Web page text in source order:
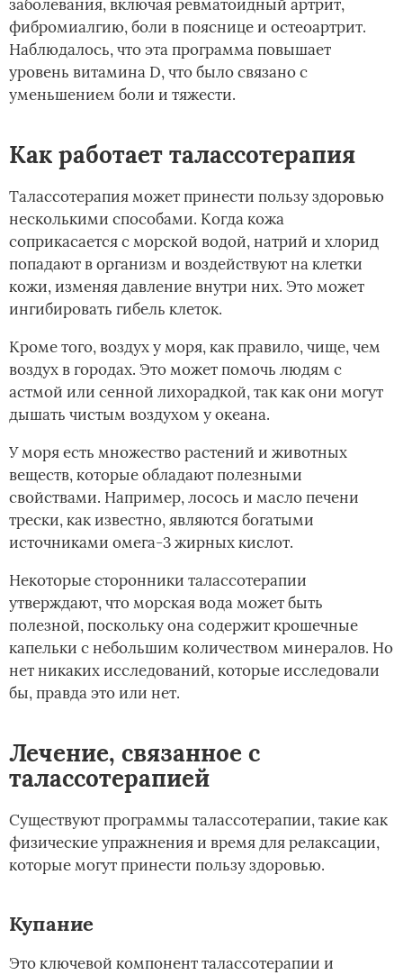
заболевания, включая ревматоидный артрит,
фибромиалгию, боли в пояснице и остеоартрит.
Наблюдалось, что эта программа повышает
уровень витамина D, что было связано с
уменьшением боли и тяжести.
Как работает талассотерапия
Талассотерапия может принести пользу здоровью
несколькими способами. Когда кожа
соприкасается с морской водой, натрий и хлорид
попадают в организм и воздействуют на клетки
кожи, изменяя давление внутри них. Это может
ингибировать гибель клеток.
Кроме того, воздух у моря, как правило, чище, чем
воздух в городах. Это может помочь людям с
астмой или сенной лихорадкой, так как они могут
дышать чистым воздухом у океана.
У моря есть множество растений и животных
веществ, которые обладают полезными
свойствами. Например, лосось и масло печени
трески, как известно, являются богатыми
источниками омега-3 жирных кислот.
Некоторые сторонники талассотерапии
утверждают, что морская вода может быть
полезной, поскольку она содержит крошечные
капельки с небольшим количеством минералов. Но
нет никаких исследований, которые исследовали
бы, правда это или нет.
Лечение, связанное с
талассотерапией
Существуют программы талассотерапии, такие как
физические упражнения и время для релаксации,
которые могут принести пользу здоровью.
Купание
Это ключевой компонент талассотерапии и